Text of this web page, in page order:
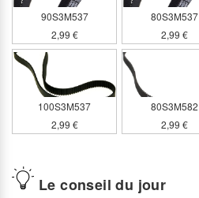
Le conseil du jour
90S3M537
2,99 €
80S3M537
2,99 €
100S3M537
2,99 €
80S3M582
2,99 €